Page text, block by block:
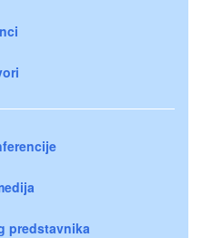
predstavnika